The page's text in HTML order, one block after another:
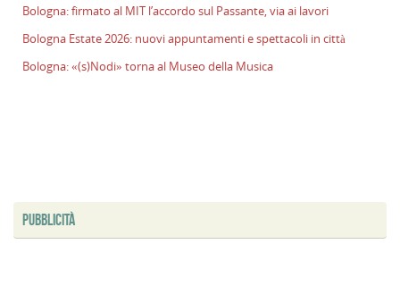
Bologna: firmato al MIT l’accordo sul Passante, via ai lavori
Bologna Estate 2026: nuovi appuntamenti e spettacoli in città
Bologna: «(s)Nodi» torna al Museo della Musica
PUBBLICITÀ